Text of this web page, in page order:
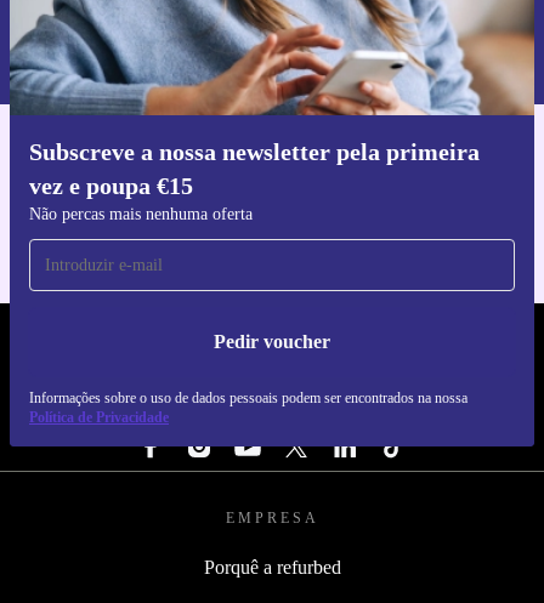
Subscreve a nossa newsletter pela primeira
vez e poupa €15
Não percas mais nenhuma oferta
Pedir voucher
Informações sobre o uso de dados pessoais podem ser encontrados na nossa
Política de Privacidade
Informações sobre o uso de dados pessoais podem ser encontrados na
nossa
Política de Privacidade.
Faz o download da app refurbed
Para iOS e Android
REFURBED PORTUGAL - RETHINK NEW.
SEGUE-NOS
EMPRESA
Porquê a refurbed